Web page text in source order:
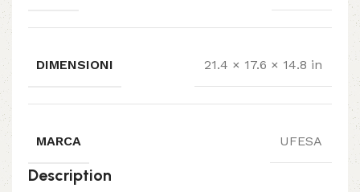
DIMENSIONI 21.4 × 17.6 × 14.8 in
MARCA UFESA
Description